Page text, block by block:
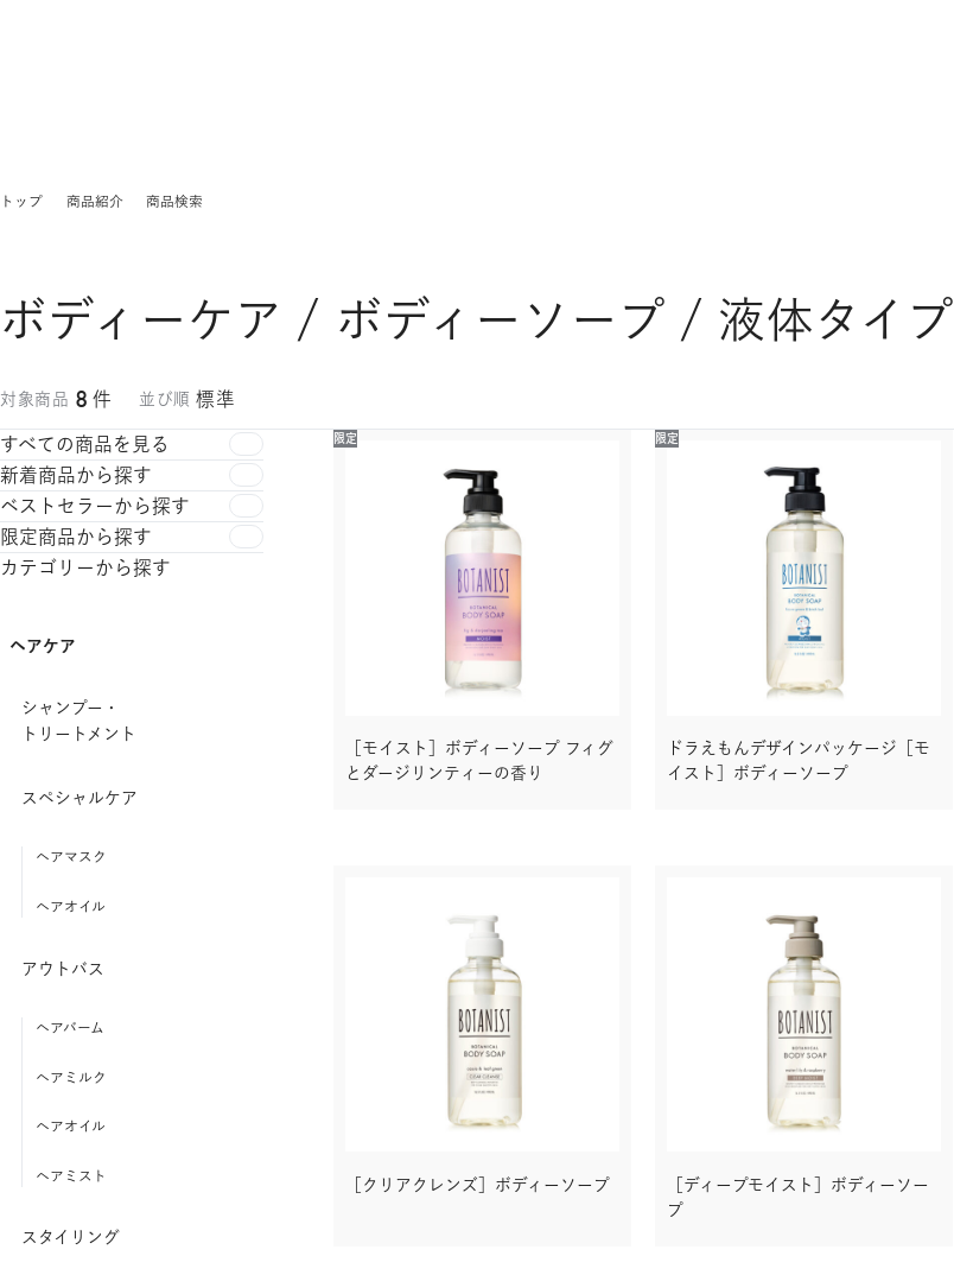
トップ 商品紹介 商品検索
ボディーケア / ボディーソープ / 液体タイプ
対象商品 8 件 並び順 標準
すべての商品を見る
新着商品から探す
ベストセラーから探す
限定商品から探す
カテゴリーから探す
ヘアケア
シャンプー・
トリートメント
スペシャルケア
ヘアマスク
ヘアオイル
アウトバス
ヘアバーム
ヘアミルク
ヘアオイル
ヘアミスト
スタイリング
限定
［モイスト］ボディーソープ フィグ
とダージリンティーの香り
限定
ドラえもんデザインパッケージ［モ
イスト］ボディーソープ
［クリアクレンズ］ボディーソープ
［ディープモイスト］ボディーソー
プ